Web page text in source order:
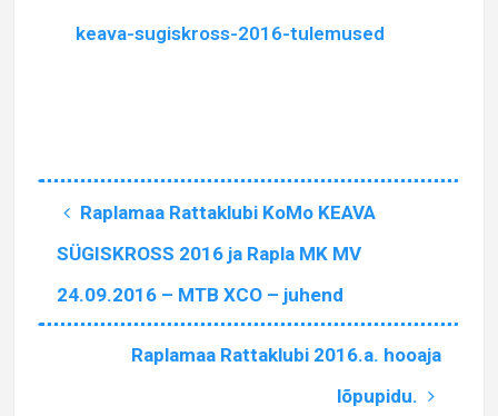
keava-sugiskross-2016-tulemused
Raplamaa Rattaklubi KoMo KEAVA
SÜGISKROSS 2016 ja Rapla MK MV
24.09.2016 – MTB XCO – juhend
Raplamaa Rattaklubi 2016.a. hooaja
lõpupidu.